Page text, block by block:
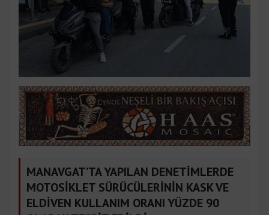
MANAVGAT’TA YAPILAN DENETİMLERDE
MOTOSİKLET SÜRÜCÜLERİNİN KASK VE
ELDİVEN KULLANIM ORANI YÜZDE 90